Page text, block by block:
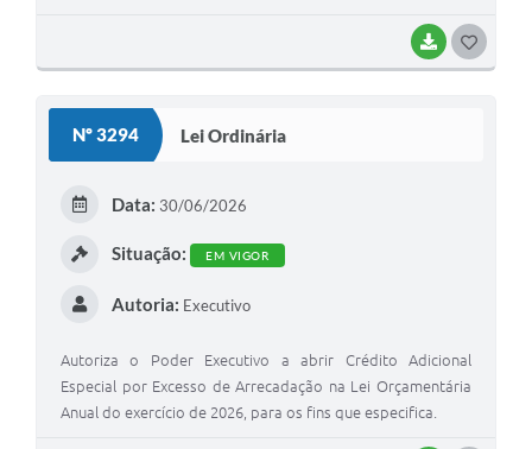
BAIXAR
Nº 3294 Lei Ordinária
Data: 30/06/2026
Situação: EM VIGOR
Autoria: Executivo
Autoriza o Poder Executivo a abrir Crédito Adicional
Especial por Excesso de Arrecadação na Lei Orçamentária
Anual do exercício de 2026, para os fins que especifica.